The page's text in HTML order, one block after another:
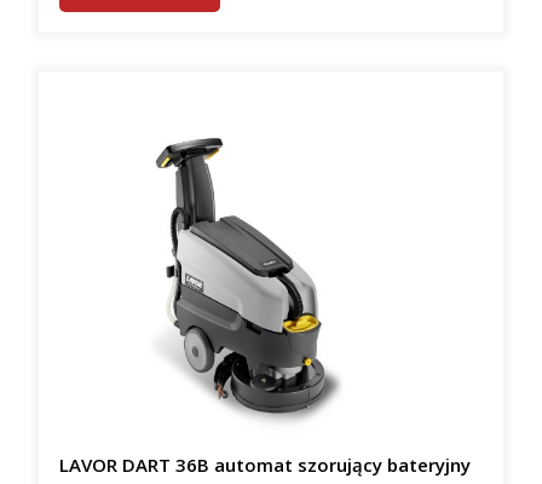
LAVOR DART 36B automat szorujący bateryjny